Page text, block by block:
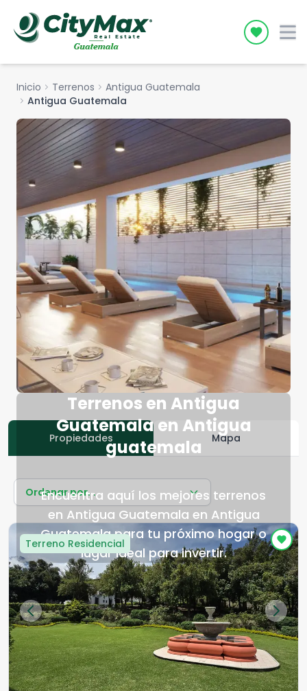
Icon
Inicio chevron_right Terrenos chevron_right Antigua Guatemala
chevron_right Antigua Guatemala
Terrenos en Antigua
Guatemala en Antigua
guatemala
Encuentra aquí los mejores terrenos
en Antigua Guatemala en Antigua
Guatemala para tu próximo hogar o
lugar ideal para invertir.
Propiedades Mapa
Ordenar por...
Terreno Residencial